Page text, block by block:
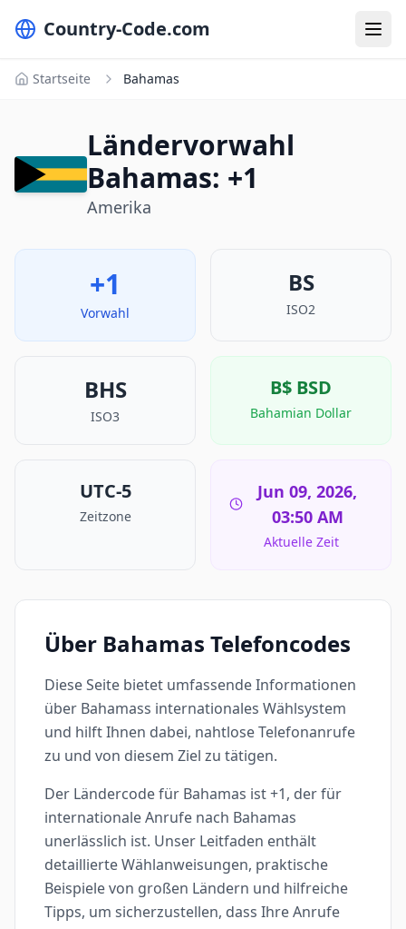
Country-Code.com
Startseite Bahamas
Ländervorwahl
Bahamas: +1
Amerika
+1
Vorwahl
BS
ISO2
BHS
ISO3
B$ BSD
Bahamian Dollar
UTC-5
Zeitzone
Jun 09, 2026,
03:50 AM
Aktuelle Zeit
Über Bahamas Telefoncodes
Diese Seite bietet umfassende Informationen
über Bahamass internationales Wählsystem
und hilft Ihnen dabei, nahtlose Telefonanrufe
zu und von diesem Ziel zu tätigen.
Der Ländercode für Bahamas ist +1, der für
internationale Anrufe nach Bahamas
unerlässlich ist. Unser Leitfaden enthält
detaillierte Wählanweisungen, praktische
Beispiele von großen Ländern und hilfreiche
Tipps, um sicherzustellen, dass Ihre Anrufe